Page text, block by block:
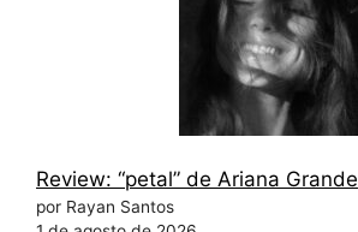
Review: “petal” de Ariana Grande
por Rayan Santos